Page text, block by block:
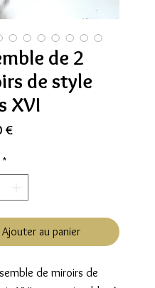
de 2
de style
XVI
€Prix
*
Ajouter au panier
de miroirs de